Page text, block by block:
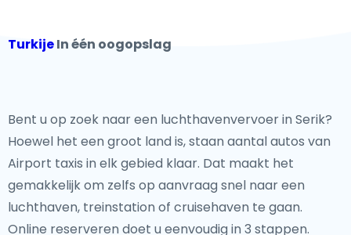
TurkijeIn één oogopslag
Bent u op zoek naar een luchthavenvervoer in Serik?
Hoewel het een groot land is, staan aantal autos van
Airport taxis in elk gebied klaar. Dat maakt het
gemakkelijk om zelfs op aanvraag snel naar een
luchthaven, treinstation of cruisehaven te gaan.
Online reserveren doet u eenvoudig in 3 stappen.